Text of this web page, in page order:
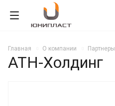
Главная О компании Партнеры
АТН-Холдинг